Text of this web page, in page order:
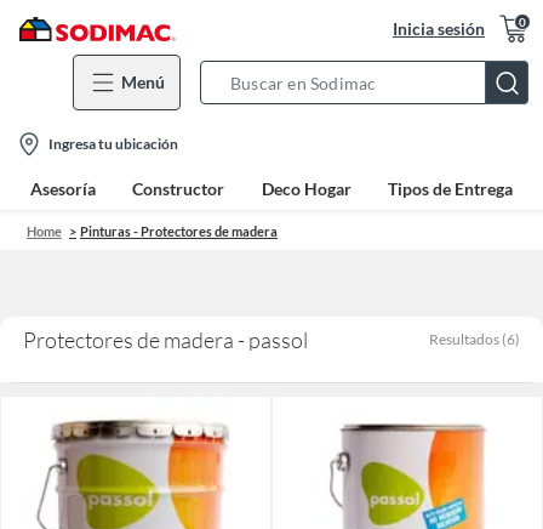
Inicia sesión 0
Menú
Bar
location-
icon
Ingresa tu ubicación
Asesoría Constructor Deco Hogar Tipos de Entrega
Home Pinturas - Protectores de madera
Protectores de madera - passol Resultados (6)